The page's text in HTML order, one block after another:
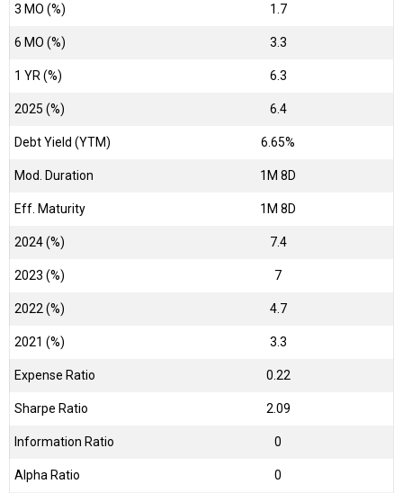
3 MO (%) 1.7
6 MO (%) 3.3
1 YR (%) 6.3
2025 (%) 6.4
Debt Yield (YTM) 6.65%
Mod. Duration 1M 8D
Eff. Maturity 1M 8D
2024 (%) 7.4
2023 (%) 7
2022 (%) 4.7
2021 (%) 3.3
Expense Ratio 0.22
Sharpe Ratio 2.09
Information Ratio 0
Alpha Ratio 0